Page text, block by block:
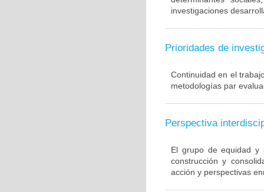
investigaciones
Prioridades de
Continuidad en el
metodologías par
Perspectiva
El grupo de equidad y
construcción y
acción y perspectivas